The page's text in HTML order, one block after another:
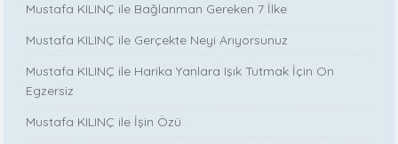
Mustafa KILINÇ ile Bağlanman Gereken 7 İlke
Mustafa KILINÇ ile Gerçekte Neyi Arıyorsunuz
Mustafa KILINÇ ile Harika Yanlara Işık Tutmak İçin On
Egzersiz
Mustafa KILINÇ ile İşin Özü